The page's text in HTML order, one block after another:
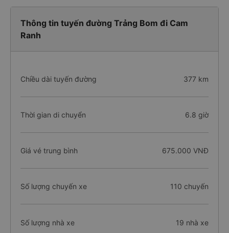
Thông tin tuyến đường Trảng Bom đi Cam
Ranh
Chiều dài tuyến đường 377 km
Thời gian di chuyển 6.8 giờ
Giá vé trung bình 675.000 VNĐ
Số lượng chuyến xe 110 chuyến
Số lượng nhà xe 19 nhà xe